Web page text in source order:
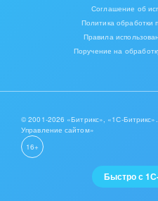
Мебель, лес,
Металлургия
Мода, одежда,
Соглашение об
Политика обработки
Правила
Поручение на
© 2001-2026 «Битрикс», «1С-
Управление сайтом»
16+
Быстро с